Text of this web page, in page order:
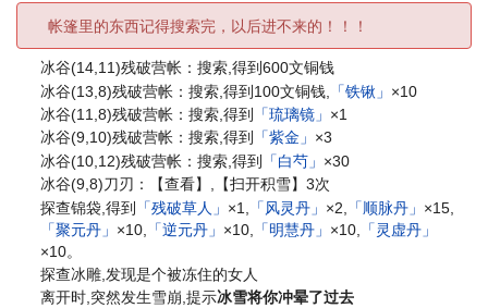
帐篷里的东西记得搜索完，以后进不来的！！！
冰谷(14,11)残破营帐：搜索,得到600文铜钱
冰谷(13,8)残破营帐：搜索,得到100文铜钱,
「铁锹」 ×10
冰谷(11,8)残破营帐：搜索,得到
「琉璃镜」 ×1
冰谷(9,10)残破营帐：搜索,得到
「紫金」 ×3
冰谷(10,12)残破营帐：搜索,得到
「白芍」 ×30
冰谷(9,8)刀刃：【查看】,【扫开积雪】3次
探查锦袋,得到
「残破草人」 ×1, 「风灵丹」 ×2, 「顺脉丹」 ×15,
「聚元丹」 ×10, 「逆元丹」 ×10, 「明慧丹」 ×10,
「灵虚丹」
×10。
探查冰雕,发现是个被冻住的女人
离开时,突然发生雪崩,提示冰雪将你冲晕了过去